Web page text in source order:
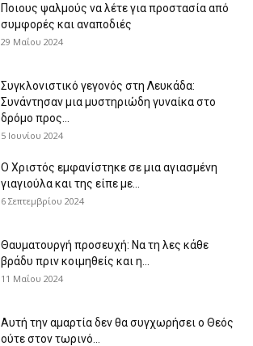
Ποιους ψαλμούς να λέτε για προστασία από
συμφορές και αναποδιές
29 Μαΐου 2024
Συγκλονιστικό γεγονός στη Λευκάδα:
Συνάντησαν μια μυστηριώδη γυναίκα στο
δρόμο προς...
5 Ιουνίου 2024
Ο Χριστός εμφανίστηκε σε μια αγιασμένη
γιαγιούλα και της είπε με...
6 Σεπτεμβρίου 2024
Θαυματουργή προσευχή: Να τη λες κάθε
βράδυ πριν κοιμηθείς και η...
11 Μαΐου 2024
Αυτή την αμαρτία δεν θα συγχωρήσει ο Θεός
ούτε στον τωρινό...